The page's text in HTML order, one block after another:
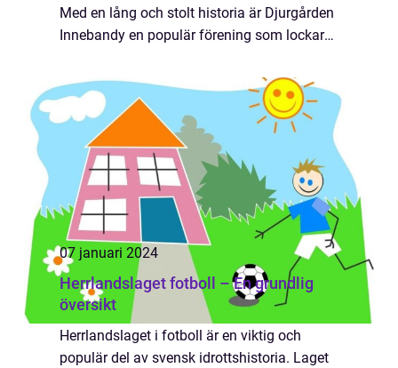
Med en lång och stolt historia är Djurgården
Innebandy en populär förening som lockar
artikel ska vi ge en grundlig översikt ö...
07 januari 2024
Herrlandslaget fotboll – En grundlig
översikt
Herrlandslaget i fotboll är en viktig och
populär del av svensk idrottshistoria. Laget